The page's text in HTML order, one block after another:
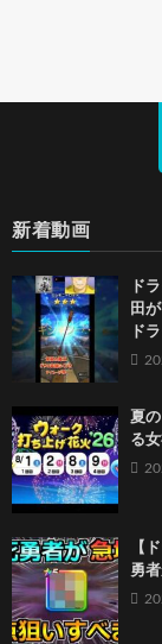
新着動画
ド
田
ド
夏
る
【
勇